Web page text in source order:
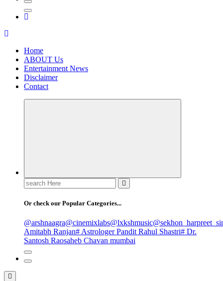
Home
ABOUT Us
Entertainment News
Disclaimer
Contact
Search
for:
Or check our Popular Categories...
@arshnaagra@cinemixlabs@lxkshmusic
Amitabh Ranjan# Astrologer Pandit Rahul Shastri# Dr.
Santosh Raosaheb Chavan mumbai